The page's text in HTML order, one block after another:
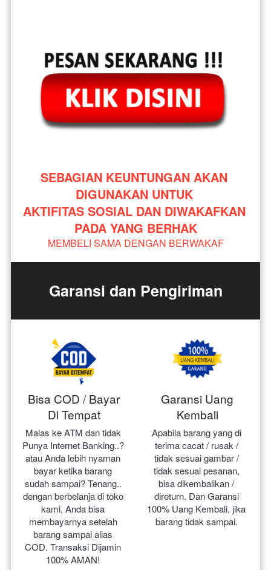
SEBAGIAN KEUNTUNGAN AKAN
DIGUNAKAN UNTUK
AKTIFITAS SOSIAL DAN DIWAKAFKAN
PADA YANG BERHAK
MEMBELI SAMA DENGAN BERWAKAF
Garansi dan Pengiriman
Bisa COD / Bayar
Di Tempat
Malas ke ATM dan tidak
Punya Internet Banking..?
atau Anda lebih nyaman
bayar ketika barang
sudah sampai? Tenang..
dengan berbelanja di toko
kami, Anda bisa
membayarnya setelah
barang sampai alias
COD. Transaksi Dijamin
100% AMAN!
Garansi Uang
Kembali
Apabila barang yang di
terima cacat / rusak /
tidak sesuai gambar /
tidak sesuai pesanan,
bisa dikembalikan /
direturn. Dan Garansi
100% Uang Kembali, jika
barang tidak sampai.